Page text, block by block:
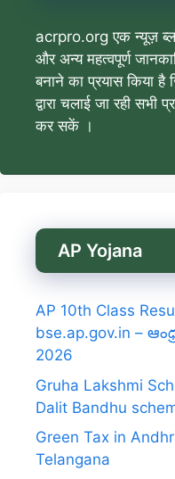
acrpro.org एक न्यूज़
और अन्य महत्वपूर्ण
बनाने का प्रयास किया
द्वारा चलाई जा रही सभी
कर सकें ।
AP Yojana
AP 10th Class
bse.ap.gov.in –
2026
Gruha Lakshmi
Dalit Bandhu
Green Tax in
Telangana